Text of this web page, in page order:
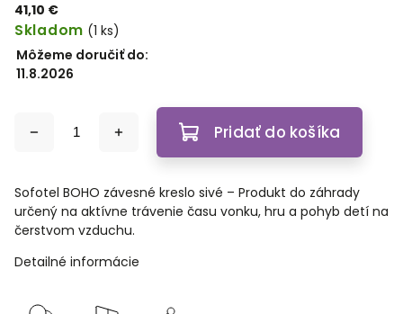
41,10 €
Skladom (1 ks)
Môžeme doručiť do:
11.8.2026
Pridať do košíka
Sofotel BOHO závesné kreslo sivé – Produkt do záhrady
určený na aktívne trávenie času vonku, hru a pohyb detí na
čerstvom vzduchu.
Detailné informácie